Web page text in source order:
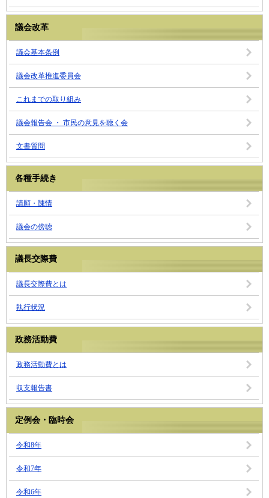
議会改革
議会基本条例
議会改革推進委員会
これまでの取り組み
議会報告会 ・ 市民の意見を聴く会
文書質問
各種手続き
請願・陳情
議会の傍聴
議長交際費
議長交際費とは
執行状況
政務活動費
政務活動費とは
収支報告書
定例会・臨時会
令和8年
令和7年
令和6年